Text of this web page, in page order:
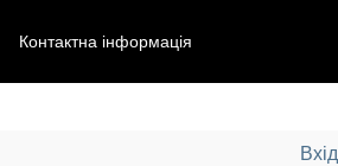
Контактна інформація
Вхід